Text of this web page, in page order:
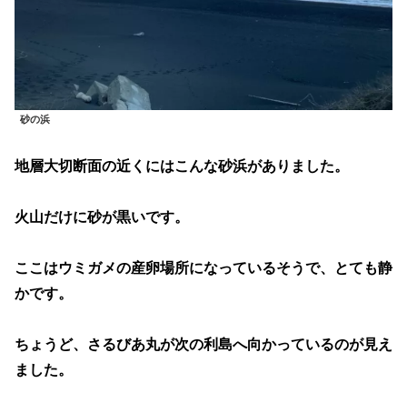
砂の浜
地層大切断面の近くにはこんな砂浜がありました。
火山だけに砂が黒いです。
ここはウミガメの産卵場所になっているそうで、とても静
かです。
ちょうど、さるびあ丸が次の利島へ向かっているのが見え
ました。